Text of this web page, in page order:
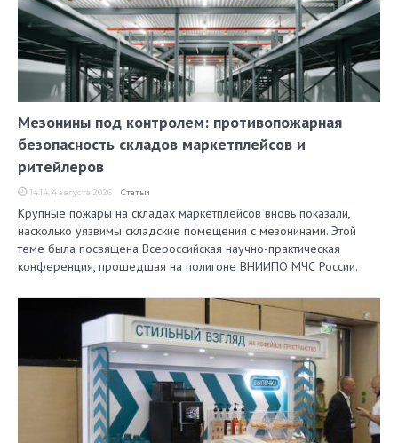
Мезонины под контролем: противопожарная
безопасность складов маркетплейсов и
ритейлеров
14:14, 4 августа 2026 Статьи
Крупные пожары на складах маркетплейсов вновь показали,
насколько уязвимы складские помещения с мезонинами. Этой
теме была посвящена Всероссийская научно-практическая
конференция, прошедшая на полигоне ВНИИПО МЧС России.